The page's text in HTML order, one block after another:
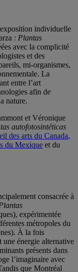
individuelle
: Plantas
avec la complicité
et des
mi-organismes,
La
entre l’art
afin de
nature.
et Véronique
autofotosintéticas
des arts du Canada,
du Mexique et du
consacrée à
expérimentée
métropoles du
À la fois
énergie alternative
présents dans
l’imaginaire avec
que Montréal